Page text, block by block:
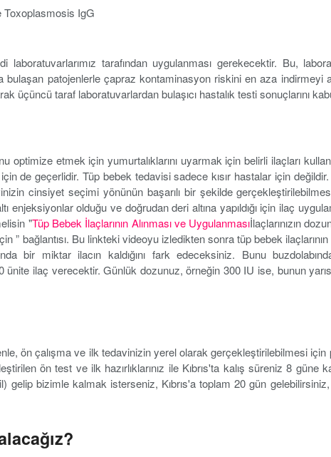
Toxoplasmosis IgG
tarafından uygulanması gerekecektir. Bu,
patojenlerle çapraz kontaminasyon riskini en aza indirmeyi
taraf laboratuvarlardan bulaşıcı hastalık testi sonuçlarını
etmek için yumurtalıklarını uyarmak için belirli ilaçları
de geçerlidir. Tüp bebek tedavisi sadece kısır hastalar için
cinsiyet seçimi yönünün başarılı bir şekilde
olduğu ve doğrudan deri altına yapıldığı için ilaç
"Tüp Bebek İlaçlarının Alınması ve Uygulanmasıİlaçlarınızın
bağlantısı. Bu linkteki videoyu izledikten sonra tüp bebek ilaçlarının
bir miktar ilacın kaldığını fark edeceksiniz. Bunu
ünite ilaç verecektir. Günlük dozunuz, örneğin 300 IU ise, bunun
ön çalışma ve ilk tedavinizin yerel olarak gerçekleştirilebilmesi
ön test ve ilk hazırlıklarınız ile Kıbrıs'ta kalış süreniz 8 güne
bizimle kalmak isterseniz, Kıbrıs'a toplam 20 gün